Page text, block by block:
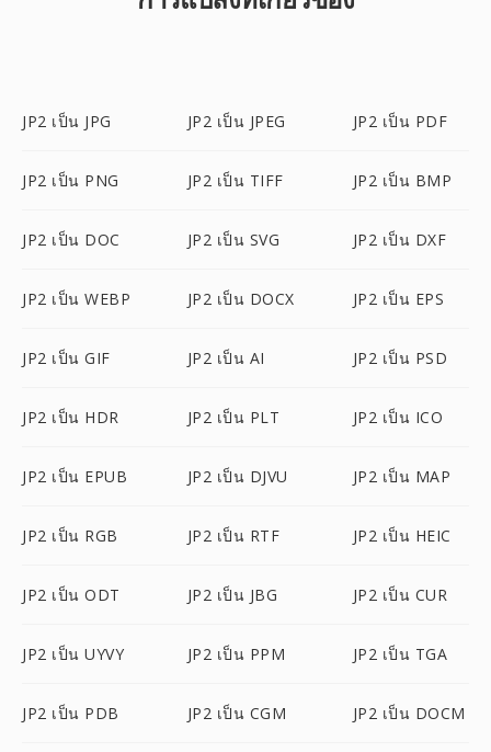
JP2 เป็น JPG JP2 เป็น JPEG JP2 เป็น PDF
JP2 เป็น PNG JP2 เป็น TIFF JP2 เป็น BMP
JP2 เป็น DOC JP2 เป็น SVG JP2 เป็น DXF
JP2 เป็น WEBP JP2 เป็น DOCX JP2 เป็น EPS
JP2 เป็น GIF JP2 เป็น AI JP2 เป็น PSD
JP2 เป็น HDR JP2 เป็น PLT JP2 เป็น ICO
JP2 เป็น EPUB JP2 เป็น DJVU JP2 เป็น MAP
JP2 เป็น RGB JP2 เป็น RTF JP2 เป็น HEIC
JP2 เป็น ODT JP2 เป็น JBG JP2 เป็น CUR
JP2 เป็น UYVY JP2 เป็น PPM JP2 เป็น TGA
JP2 เป็น PDB JP2 เป็น CGM JP2 เป็น DOCM